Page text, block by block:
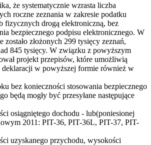
że systematycznie wzrasta liczba
roczne zeznania w zakresie podatku
fizycznych drogą elektroniczną, bez
bezpiecznego podpisu elektronicznego. W
złożonych 299 tysięcy zeznań,
845 tysięcy. W związku z powyższym
projekt przepisów, które umożliwią
deklaracji w powyższej formie również w
bez konieczności stosowania bezpiecznego
będą mogły być przesyłane następujące
osiągniętego dochodu - lub(poniesionej
2011: PIT-36, PIT-36L, PIT-37, PIT-
uzyskanego przychodu, wysokości